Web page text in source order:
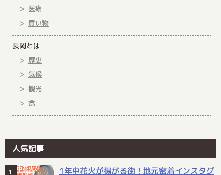
医療
買い物
長岡とは
歴史
気候
観光
食
人気記事
1年中花火が揚がる街！地元密着インスタグ